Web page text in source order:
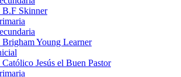
B.F Skinner
Young Learner
Jesús el Buen Pastor